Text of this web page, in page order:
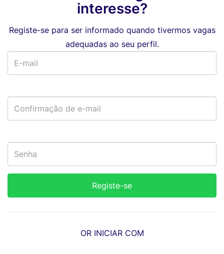
interesse?
Registe-se para ser informado quando tivermos vagas
adequadas ao seu perfil.
OR INICIAR COM